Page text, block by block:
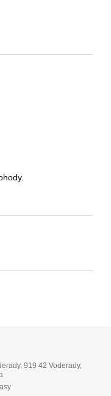
919 42 Voderady,